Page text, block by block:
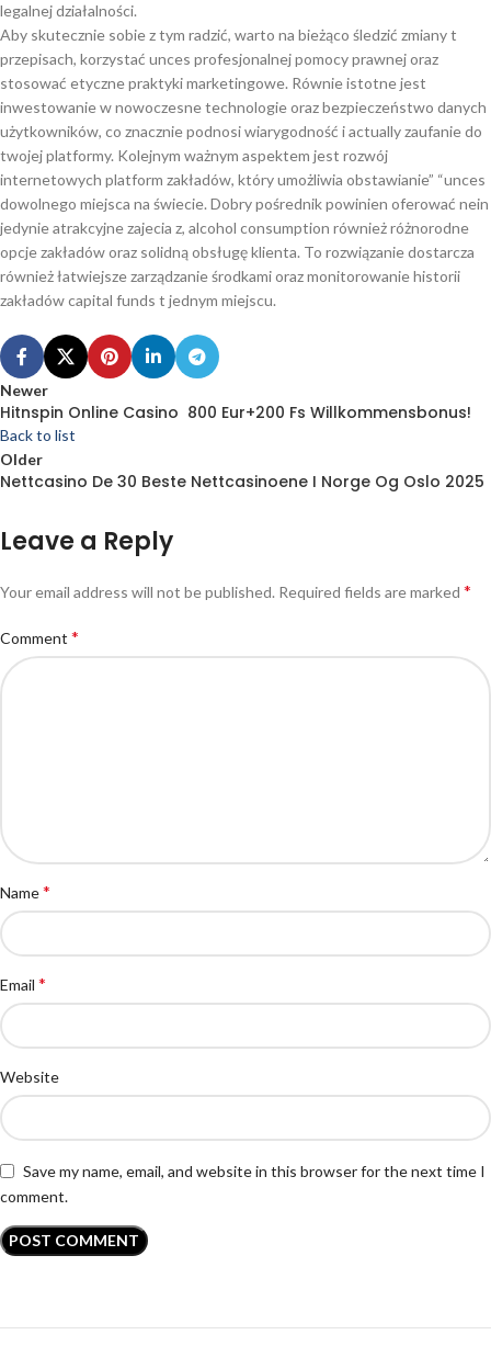
legalnej działalności.
Aby skutecznie sobie z tym radzić, warto na bieżąco śledzić zmiany t
przepisach, korzystać unces profesjonalnej pomocy prawnej oraz
stosować etyczne praktyki marketingowe. Równie istotne jest
inwestowanie w nowoczesne technologie oraz bezpieczeństwo danych
użytkowników, co znacznie podnosi wiarygodność i actually zaufanie do
twojej platformy. Kolejnym ważnym aspektem jest rozwój
internetowych platform zakładów, który umożliwia obstawianie” “unces
dowolnego miejsca na świecie. Dobry pośrednik powinien oferować nein
jedynie atrakcyjne zajecia z, alcohol consumption również różnorodne
opcje zakładów oraz solidną obsługę klienta. To rozwiązanie dostarcza
również łatwiejsze zarządzanie środkami oraz monitorowanie historii
zakładów capital funds t jednym miejscu.
Newer
Hitnspin Online Casino ️ 800 Eur+200 Fs Willkommensbonus!
Back to list
Older
Nettcasino De 30 Beste Nettcasinoene I Norge Og Oslo 2025
Leave a Reply
Your email address will not be published. Required fields are marked *
Comment *
Name*
Email *
Website
Save my name, email, and website in this browser for the next time I
comment.